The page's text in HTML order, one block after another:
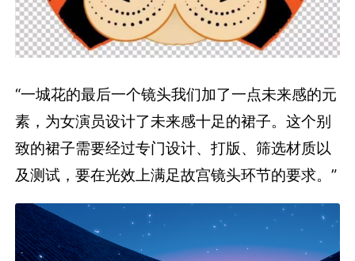
“一城花的最后一个镜头我们加了一点未来感的元
素，为女演员设计了未来感十足的裙子。这个别
致的裙子需要经过专门设计、打版、筛选材质以
及测试，要在光效上满足故宫镜头环节的要求。”